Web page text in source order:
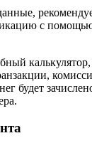
с
будет